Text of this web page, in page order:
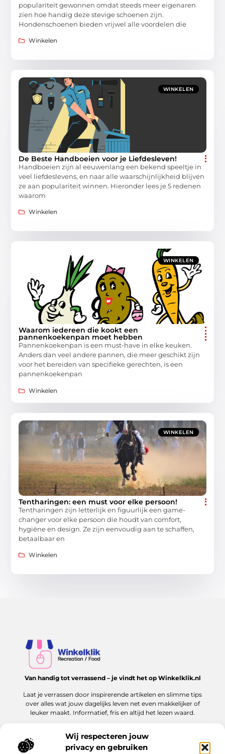
Wij respecteren jouw
privacy en gebruiken
populariteit gewonnen omdat steeds meer eigenaren
zien hoe handig deze stevige schoenen zijn.
Hondenschoenen bieden vrijwel alle voordelen die
Winkelen
WINKELEN
De Beste Handboeien voor je Liefdesleven!
Handboeien zijn al eeuwenlang een bekend speeltje in
veel liefdeslevens, en naar alle waarschijnlijkheid blijven
ze aan populariteit winnen. Hieronder lees je 5 redenen
waarom
Winkelen
WINKELEN
Waarom iedereen die kookt een
pannenkoekenpan moet hebben
Pannenkoekenpan is een must-have in elke keuken.
Anders dan veel andere pannen, die meer geschikt zijn
voor het bereiden van specifieke gerechten, is een
pannenkoekenpan
Winkelen
WINKELEN
Tentharingen: een must voor elke persoon!
Tentharingen zijn letterlijk en figuurlijk een game-
changer voor elke persoon die houdt van comfort,
hygiëne en design. Ze zijn eenvoudig aan te schaffen,
betaalbaar en
Winkelen
Van handig tot verrassend – je vindt het op Winkelklik.nl
Laat je verrassen door inspirerende artikelen en slimme tips
over alles wat jouw dagelijks leven net even makkelijker of
leuker maakt. Informatief, fris en altijd het lezen waard.